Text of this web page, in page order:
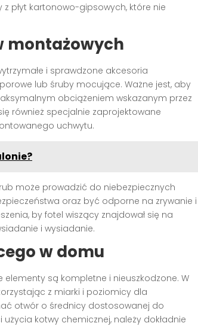
płyt kartonowo-gipsowych, które nie
montażowych
i sprawdzone akcesoria
lub śruby mocujące. Ważne jest, aby
obciążeniem wskazanym przez
również specjalnie zaprojektowane
uchwytu.
może prowadzić do niebezpiecznych
oraz być odporne na zrywanie i
by fotel wiszący znajdował się na
i wysiadanie.
w domu
elementy są kompletne i nieuszkodzone. W
z miarki i poziomicy dla
otwór o średnicy dostosowanej do
kotwy chemicznej, należy dokładnie